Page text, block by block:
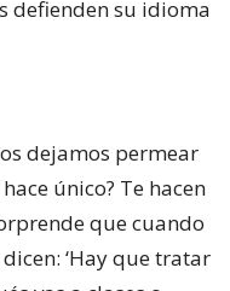
único? Te hacen
que cuando
‘Hay que tratar
vas a clases o
no neutralizan
sensación de que
el resto llega y